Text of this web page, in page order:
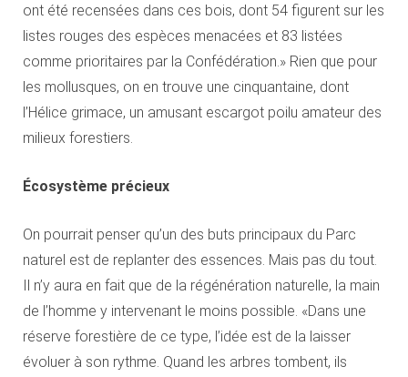
ont été recensées dans ces bois, dont 54 figurent sur les
listes rouges des espèces menacées et 83 listées
comme prioritaires par la Confédération.» Rien que pour
les mollusques, on en trouve une cinquantaine, dont
l’Hélice grimace, un amusant escargot poilu amateur des
milieux forestiers.
Écosystème précieux
On pourrait penser qu’un des buts principaux du Parc
naturel est de replanter des essences. Mais pas du tout.
Il n’y aura en fait que de la régénération naturelle, la main
de l’homme y intervenant le moins possible. «Dans une
réserve forestière de ce type, l’idée est de la laisser
évoluer à son rythme. Quand les arbres tombent, ils